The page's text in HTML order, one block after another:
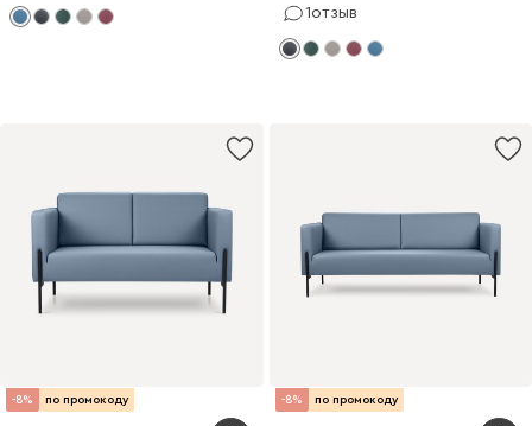
1отзыв
-8% по промокоду -8% по промокоду